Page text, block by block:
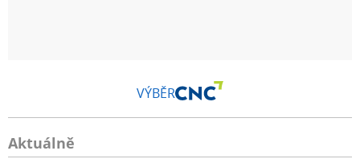
VÝBĚR
Aktuálně